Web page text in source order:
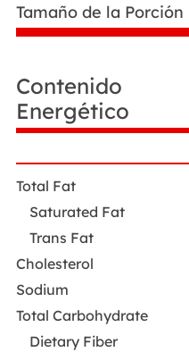
Tamaño de la Porción
Datos
de
nutrición
Contenido
Energético
Total Fat
Saturated Fat
Trans Fat
Cholesterol
Sodium
Total Carbohydrate
Dietary Fiber